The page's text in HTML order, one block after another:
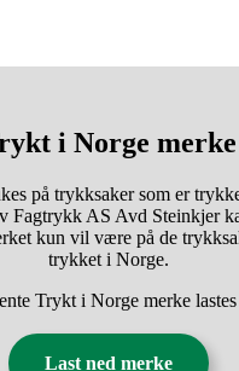
i Norge merke
på trykksaker som er
Fagtrykk AS Avd Steinkjer
kun vil være på de
trykket i Norge.
Trykt i Norge merke lastes
Last ned merke